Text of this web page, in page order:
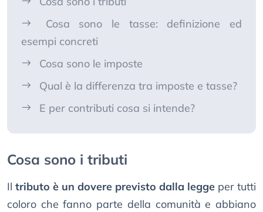
Cosa sono le tasse: definizione ed
esempi concreti
Cosa sono le imposte
Qual è la differenza tra imposte e tasse?
E per contributi cosa si intende?
Cosa sono i tributi
Il tributo è un dovere previsto dalla legge per tutti
coloro che fanno parte della comunità e abbiano